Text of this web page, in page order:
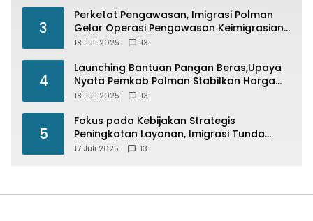
3
Perketat Pengawasan, Imigrasi Polman
Gelar Operasi Pengawasan Keimigrasian
“Wirawaspada” Serentak disemua Daerah
18 Juli 2025 13
4
Launching Bantuan Pangan Beras,Upaya
Nyata Pemkab Polman Stabilkan Harga
Beras
18 Juli 2025 13
5
Fokus pada Kebijakan Strategis
Peningkatan Layanan, Imigrasi Tunda
Paspor Desain Merah Putih
17 Juli 2025 13